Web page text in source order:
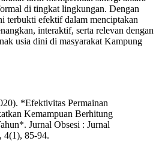
di tingkat lingkungan. Dengan
terbukti efektif dalam menciptakan
interaktif, serta relevan dengan
usia dini di masyarakat Kampung
*Efektivitas Permainan
Kemampuan Berhitung
Jurnal Obsesi : Jurnal
4(1), 85-94.